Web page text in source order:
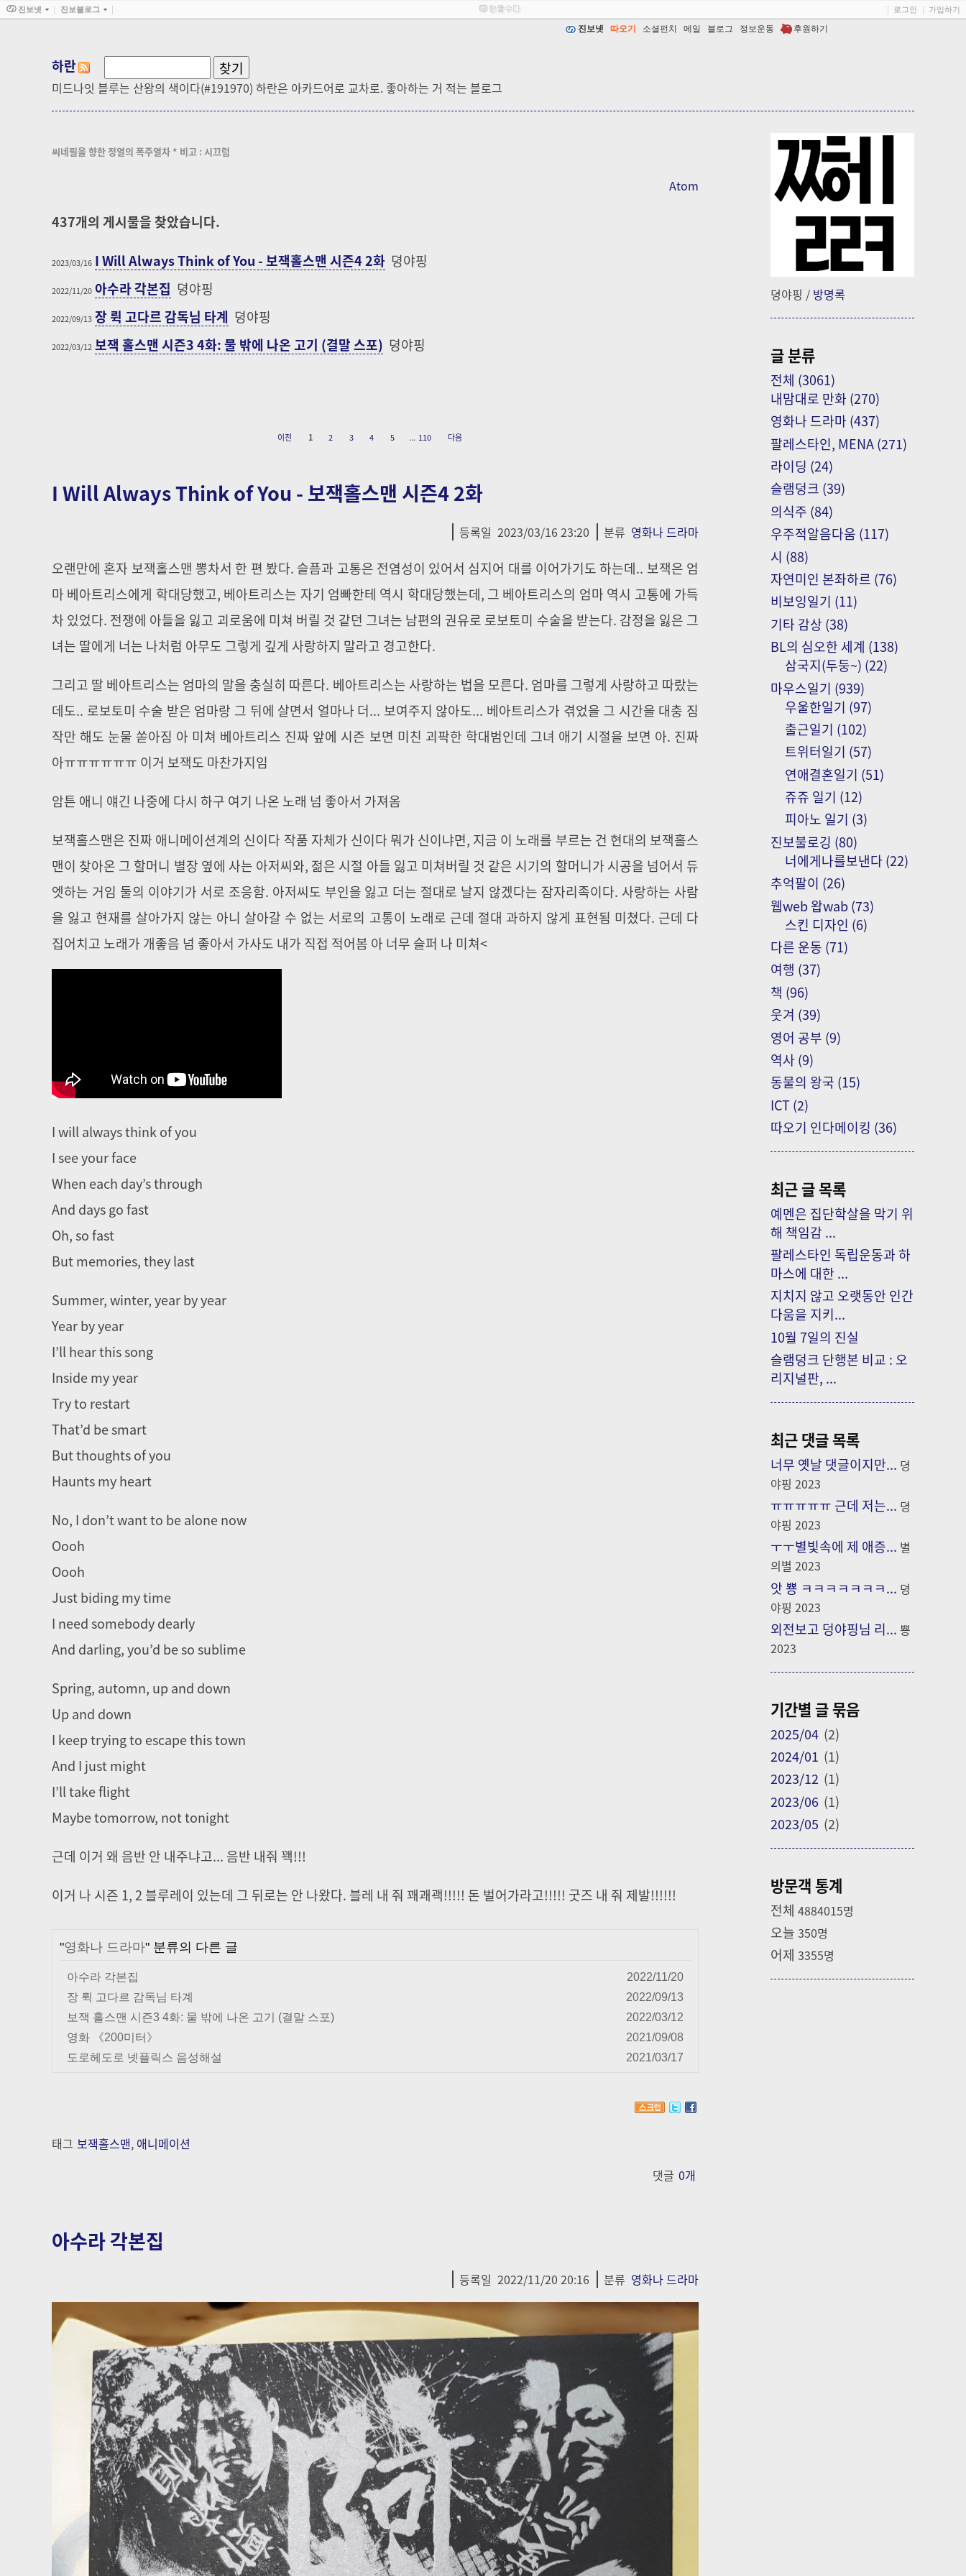
진보넷 따오기 소셜펀치 메일 블로그 정보운동 후원하기
하란
미드나잇 블루는 산왕의 색이다(#191970) 하란은 아카드어로 교차로. 좋아하는 거 적는 블로그
씨네필을 향한 정열의 폭주열차 * 비고 : 시끄럼
Atom
437개의 게시물을 찾았습니다.
2023/03/16 I Will Always Think of You - 보잭홀스맨 시즌4 2화 뎡야핑
2022/11/20 아수라 각본집 뎡야핑
2022/09/13 장 뤽 고다르 감독님 타계 뎡야핑
2022/03/12 보잭 홀스맨 시즌3 4화: 물 밖에 나온 고기 (결말 스포) 뎡야핑
이전 1 2 3 4 5 ... 110 다음
I Will Always Think of You - 보잭홀스맨 시즌4 2화
등록일 2023/03/16 23:20 분류 영화나 드라마
오랜만에 혼자 보잭홀스맨 뽕차서 한 편 봤다. 슬픔과 고통은 전염성이 있어서 심지어 대를 이어가기도 하는데.. 보잭은 엄
마 베아트리스에게 학대당했고, 베아트리스는 자기 엄빠한테 역시 학대당했는데, 그 베아트리스의 엄마 역시 고통에 가득
차 있었다. 전쟁에 아들을 잃고 괴로움에 미쳐 버릴 것 같던 그녀는 남편의 권유로 로보토미 수술을 받는다. 감정을 잃은 그
녀는 딸에게 너는 나처럼 아무도 그렇게 깊게 사랑하지 말라고 경고한다.
그리고 딸 베아트리스는 엄마의 말을 충실히 따른다. 베아트리스는 사랑하는 법을 모른다. 엄마를 그렇게 사랑하고 따랐는
데도.. 로보토미 수술 받은 엄마랑 그 뒤에 살면서 얼마나 더... 보여주지 않아도... 베아트리스가 겪었을 그 시간을 대충 짐
작만 해도 눈물 쏟아짐 아 미쳐 베아트리스 진짜 앞에 시즌 보면 미친 괴팍한 학대범인데 그녀 애기 시절을 보면 아. 진짜
아ㅠㅠㅠㅠㅠㅠ 이거 보잭도 마찬가지임
암튼 애니 얘긴 나중에 다시 하구 여기 나온 노래 넘 좋아서 가져옴
보잭홀스맨은 진짜 애니메이션계의 신이다 작품 자체가 신이다 뭐가 신이냐면, 지금 이 노래를 부르는 건 현대의 보잭홀스
맨이 찾아온 그 할머니 별장 옆에 사는 아저씨와, 젊은 시절 아들 잃고 미쳐버릴 것 같은 시기의 할머니가 시공을 넘어서 듀
엣하는 거임 둘의 이야기가 서로 조응함. 아저씨도 부인을 잃고 더는 절대로 날지 않겠다는 잠자리족이다. 사랑하는 사람
을 잃고 현재를 살아가지 않는 아니 살아갈 수 없는 서로의 고통이 노래로 근데 절대 과하지 않게 표현됨 미쳤다. 근데 다
집어치고 노래가 개좋음 넘 좋아서 가사도 내가 직접 적어봄 아 너무 슬퍼 나 미쳐<
I will always think of you
I see your face
When each day’s through
And days go fast
Oh, so fast
But memories, they last
Summer, winter, year by year
Year by year
​I’ll hear this song
Inside my year
Try to restart
That’d be smart
But thoughts of you
Haunts my heart
No, I don’t want to be alone now
Oooh
Oooh
Just biding my time
I need somebody dearly
And darling, you’d be so sublime
Spring, automn, up and down
Up and down
I keep trying to escape this town
And I just might
I’ll take flight
Maybe tomorrow, not tonight
​근데 이거 왜 음반 안 내주냐고... 음반 내줘 꽥!!!
이거 나 시즌 1, 2 블루레이 있는데 그 뒤로는 안 나왔다. 블레 내 줘 꽤괘괙!!!!! 돈 벌어가라고!!!!! 굿즈 내 줘 제발!!!!!!
"영화나 드라마" 분류의 다른 글
아수라 각본집
2022/11/20
장 뤽 고다르 감독님 타계
2022/09/13
보잭 홀스맨 시즌3 4화: 물 밖에 나온 고기 (결말 스포)
2022/03/12
영화 《200미터》
2021/09/08
도로헤도로 넷플릭스 음성해설
2021/03/17
태그 보잭홀스맨, 애니메이션
댓글 0개
아수라 각본집
등록일 2022/11/20 20:16 분류 영화나 드라마
뎡야핑 / 방명록
글 분류
전체 (3061)
내맘대로 만화 (270)
영화나 드라마 (437)
팔레스타인, MENA(271)
라이딩 (24)
슬램덩크 (39)
의식주 (84)
우주적알음다움 (117)
시 (88)
자연미인 본좌하르 (76)
비보잉일기 (11)
기타 감상 (38)
BL의 심오한 세계 (138)
삼국지(두둥~) (22)
마우스일기 (939)
우울한일기 (97)
출근일기 (102)
트위터일기 (57)
연애결혼일기 (51)
쥬쥬 일기 (12)
피아노 일기 (3)
진보불로깅 (80)
너에게나를보낸다 (22)
추억팔이 (26)
웹web 왑wab(73)
스킨 디자인 (6)
다른 운동 (71)
여행 (37)
책 (96)
웃겨 (39)
영어 공부 (9)
역사 (9)
동물의 왕국 (15)
ICT(2)
따오기 인다메이킹 (36)
최근 글 목록
예멘은 집단학살을 막기 위
해 책임감 ...
팔레스타인 독립운동과 하
마스에 대한 ...
지치지 않고 오랫동안 인간
다움을 지키...
10월 7일의 진실
슬램덩크 단행본 비교 : 오
리지널판, ...
최근 댓글 목록
너무 옛날 댓글이지만... 뎡
야핑 2023
ㅠㅠㅠㅠㅠ 근데 저는... 뎡
야핑 2023
ㅜㅜ별빛속에 제 애증... 별
의별 2023
앗 뿅 ㅋㅋㅋㅋㅋㅋㅋ... 뎡
야핑 2023
외전보고 덩야핑님 리... 뿅
2023
기간별 글 묶음
2025/04 (2)
2024/01 (1)
2023/12 (1)
2023/06 (1)
2023/05 (2)
방문객 통계
전체 4884015명
오늘 350명
어제 3355명
진보넷 진보블로그 로그인 가입하기